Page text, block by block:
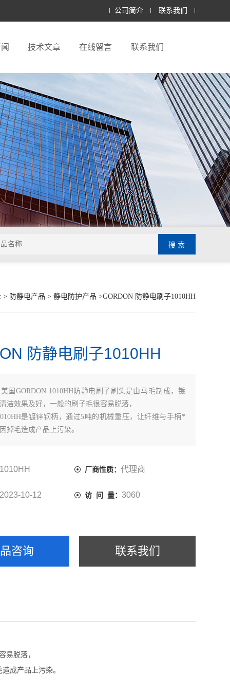
公司简介 联系我们
技术文章 在线留言 联系我们
> 防静电产品 > 静电防护产品 >GORDON 防静电刷子1010HH
防静电刷子1010HH
美国GORDON 1010HH防静电刷子刷头是由马毛制成，镀
洁效果及好，一般的刷子毛很容易脱落，
是镀锌钢柄，通过5吨的机械重压，让纤维与手柄*
掉毛造成产品上污染。
多用于精密电子行业，航天研究所及军工企业。
1010HH 厂商性质： 代理商
2023-10-12 访 问 量： 3060
咨询 联系我们
易脱落，
成产品上污染。